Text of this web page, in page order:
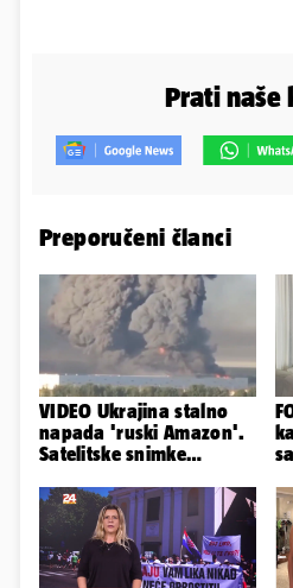
Prati naše
Preporučeni članci
VIDEO Ukrajina stalno
napada 'ruski Amazon'.
Satelitske snimke